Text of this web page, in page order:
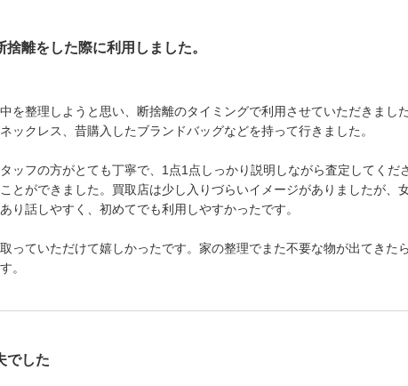
離をした際に利用しました。
を整理しようと思い、断捨離のタイミングで利用させていただきました
ックレス、昔購入したブランドバッグなどを持って行きました。
ッフの方がとても丁寧で、1点1点しっかり説明しながら査定してくだ
とができました。買取店は少し入りづらいイメージがありましたが、
り話しやすく、初めてでも利用しやすかったです。
っていただけて嬉しかったです。家の整理でまた不要な物が出てきたら
。
でした